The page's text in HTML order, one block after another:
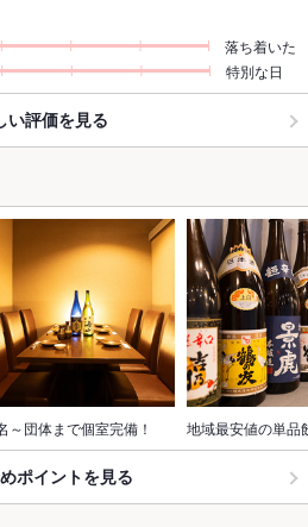
落ち着いた
特別な日
い評価を見る
～団体まで個室完備！ 地域最安値の単品
ポイントを見る